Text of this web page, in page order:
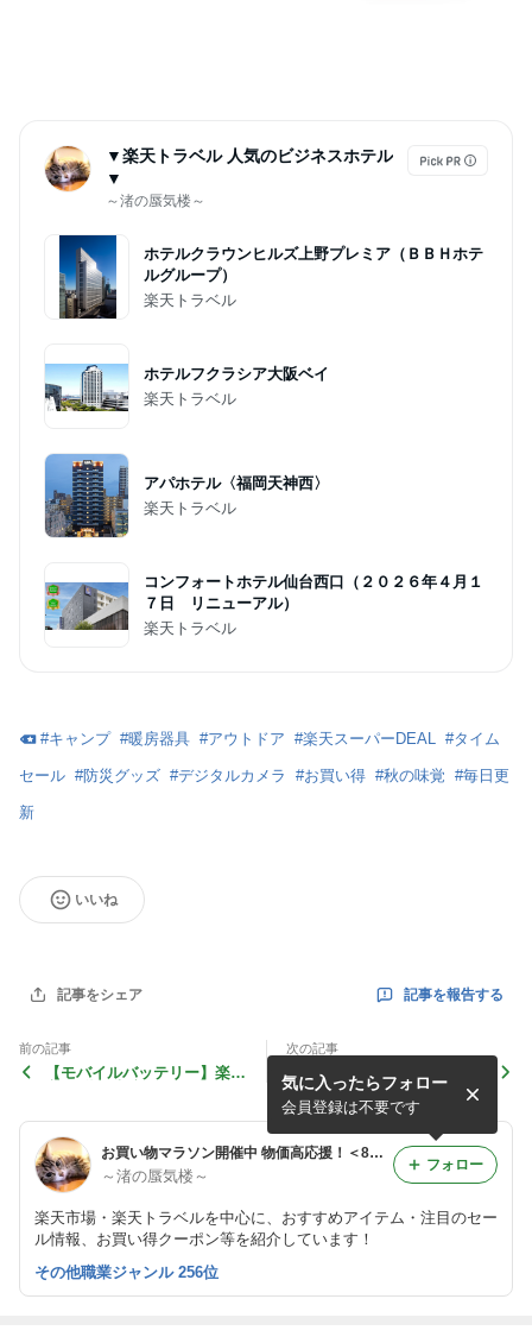
▼楽天トラベル 人気のビジネスホテル
▼
～渚の蜃気楼～
ホテルクラウンヒルズ上野プレミア（ＢＢＨホテ
ルグループ）
楽天トラベル
ホテルフクラシア大阪ベイ
楽天トラベル
アパホテル〈福岡天神西〉
楽天トラベル
コンフォートホテル仙台西口（２０２６年４月１
７日 リニューアル）
楽天トラベル
#キャンプ #暖房器具 #アウトドア #楽天スーパーDEAL #タイム
セール #防災グッズ #デジタルカメラ #お買い得 #秋の味覚 #毎日更
新
いいね
記事をシェア 記事を報告する
前の記事
【モバイルバッテリー】楽天
次の記事
【完熟マンゴー】楽天市場
秋の大注目 お買い得SALE情
報！
お買い物マラソン開催中 物価高応援！＜8/11(火)01:59まで＞
～渚の蜃気楼～
楽天市場・楽天トラベルを中心に、おすすめアイテム・注目のセー
ル情報、お買い得クーポン等を紹介しています！
気に入ったらフォロー
会員登録は不要です
フォロー
その他職業ジャンル 256位